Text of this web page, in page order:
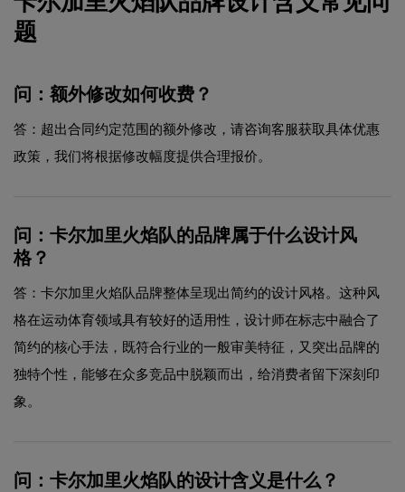
题
问：额外修改如何收费？
答：超出合同约定范围的额外修改，请咨询客服获取具体优惠
政策，我们将根据修改幅度提供合理报价。
问：卡尔加里火焰队的品牌属于什么设计风
格？
答：卡尔加里火焰队品牌整体呈现出简约的设计风格。这种风
格在运动体育领域具有较好的适用性，设计师在标志中融合了
简约的核心手法，既符合行业的一般审美特征，又突出品牌的
独特个性，能够在众多竞品中脱颖而出，给消费者留下深刻印
象。
问：卡尔加里火焰队的设计含义是什么？